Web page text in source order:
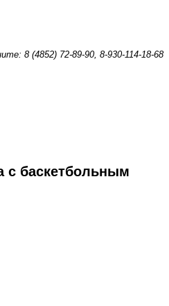
8 (4852) 72-89-90, 8-930-114-18-68
с баскетбольным